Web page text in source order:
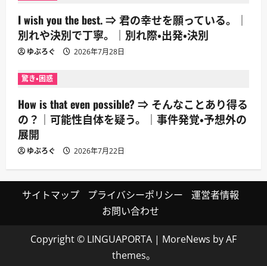
I wish you the best. ⇒ 君の幸せを願っている。｜
別れや決別で丁寧。｜別れ際・出発・決別
ゆぶろぐ 2026年7月28日
驚き・困惑
How is that even possible? ⇒ そんなことあり得る
の？｜可能性自体を疑う。｜事件発覚・予想外の
展開
ゆぶろぐ 2026年7月22日
サイトマップ プライバシーポリシー
運営者情報
お問い合わせ
Copyright © LINGUAPORTA | MoreNews by AF
themes。